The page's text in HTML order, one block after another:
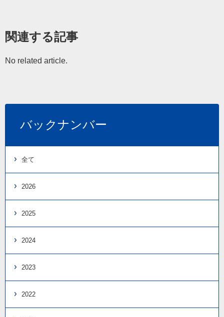
関連する記事
No related article.
バックナンバー
全て
2026
2025
2024
2023
2022